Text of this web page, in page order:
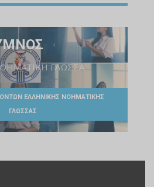
ΓΛΩΣΣΑ
ΕΛΛΗΝΙΚΗΣ ΝΟΗΜΑΤΙΚΗΣ
ΓΛΩΣΣΑΣ